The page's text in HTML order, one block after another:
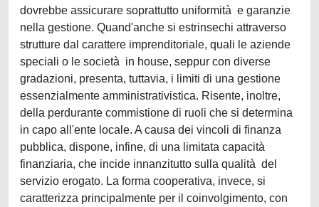
dovrebbe assicurare soprattutto uniformità e garanzie
nella gestione. Quand'anche si estrinsechi attraverso
strutture dal carattere imprenditoriale, quali le aziende
speciali o le società in house, seppur con diverse
gradazioni, presenta, tuttavia, i limiti di una gestione
essenzialmente amministrativistica. Risente, inoltre,
della perdurante commistione di ruoli che si determina
in capo all'ente locale. A causa dei vincoli di finanza
pubblica, dispone, infine, di una limitata capacità
finanziaria, che incide innanzitutto sulla qualità del
servizio erogato. La forma cooperativa, invece, si
caratterizza principalmente per il coinvolgimento, con